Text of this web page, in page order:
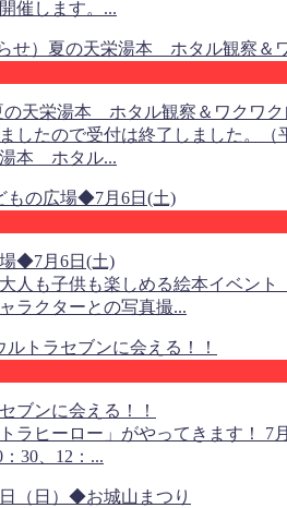
催します。...
の天栄湯本 ホタル観察＆ワクワ
したので受付は終了しました。
本 ホタル...
◆7月6日(土)
人も子供も楽しめる絵本イベン
ラクターとの写真撮...
ブンに会える！！
ラヒーロー」がやってきます！ 7
30、12：...